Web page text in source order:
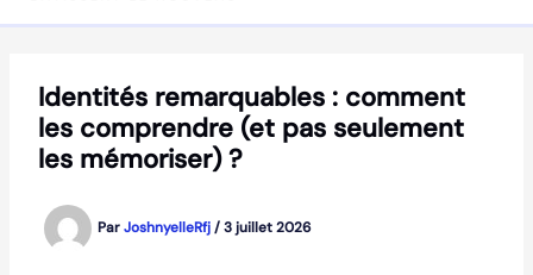
Identités remarquables : comment
les comprendre (et pas seulement
les mémoriser) ?
ParJoshnyelleRfj/3 juillet 2026